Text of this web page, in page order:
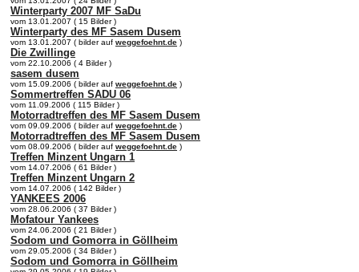
Winterparty 2007 MF SaDu
vom 13.01.2007 ( 15 Bilder )
Winterparty des MF Sasem Dusem
vom 13.01.2007 ( bilder auf weggefoehnt.de )
Die Zwillinge
vom 22.10.2006 ( 4 Bilder )
sasem dusem
vom 15.09.2006 ( bilder auf weggefoehnt.de )
Sommertreffen SADU 06
vom 11.09.2006 ( 115 Bilder )
Motorradtreffen des MF Sasem Dusem
vom 09.09.2006 ( bilder auf weggefoehnt.de )
Motorradtreffen des MF Sasem Dusem
vom 08.09.2006 ( bilder auf weggefoehnt.de )
Treffen Minzent Ungarn 1
vom 14.07.2006 ( 61 Bilder )
Treffen Minzent Ungarn 2
vom 14.07.2006 ( 142 Bilder )
YANKEES 2006
vom 28.06.2006 ( 37 Bilder )
Mofatour Yankees
vom 24.06.2006 ( 21 Bilder )
Sodom und Gomorra in Göllheim
vom 29.05.2006 ( 34 Bilder )
Sodom und Gomorra in Göllheim